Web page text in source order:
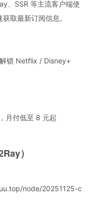
、SSR 等主流客户端使
取最新订阅信息。
锁 Netflix / Disney+
月付低至 8 元起
）
node/20251125-c